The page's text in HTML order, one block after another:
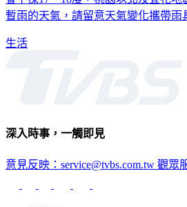
暫雨的天氣，請留意天氣變化攜帶雨
生活
深入時事，一觸即見
意見反映：service@tvbs.com.tw 觀眾